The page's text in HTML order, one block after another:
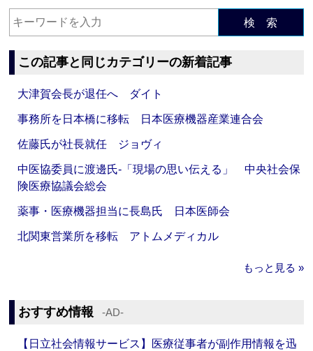
検 索
この記事と同じカテゴリーの新着記事
大津賀会長が退任へ ダイト
事務所を日本橋に移転 日本医療機器産業連合会
佐藤氏が社長就任 ジョヴィ
中医協委員に渡邊氏‐「現場の思い伝える」 中央社会保
険医療協議会総会
薬事・医療機器担当に長島氏 日本医師会
北関東営業所を移転 アトムメディカル
もっと見る »
おすすめ情報 ‐AD‐
【日立社会情報サービス】医療従事者が副作用情報を迅